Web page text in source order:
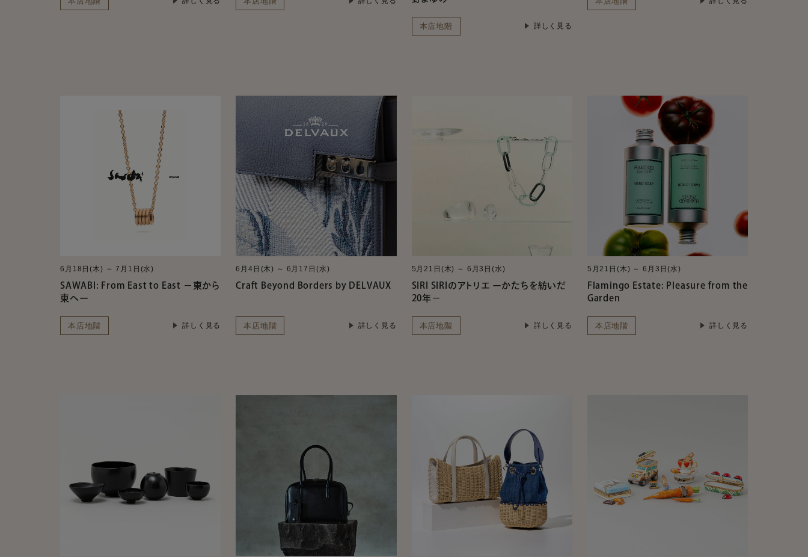
本店地階 詳しく見る
SAWABI: From East to East －東から
東へー
6月18日(木) ～ 7月1日(水)
本店地階 詳しく見る
Craft Beyond Borders by DELVAUX
6月4日(木) ～ 6月17日(水)
本店地階 詳しく見る
SIRI SIRIのアトリエ ーかたちを紡いだ
20年－
5月21日(木) ～ 6月3日(水)
本店地階 詳しく見る
Flamingo Estate: Pleasure from the
Garden
5月21日(木) ～ 6月3日(水)
本店地階 詳しく見る